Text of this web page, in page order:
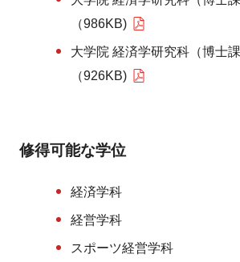
（986KB)
大学院 経済学研究科（博士
（926KB)
修得可能な学位
経済学科
経営学科
スポーツ経営学科